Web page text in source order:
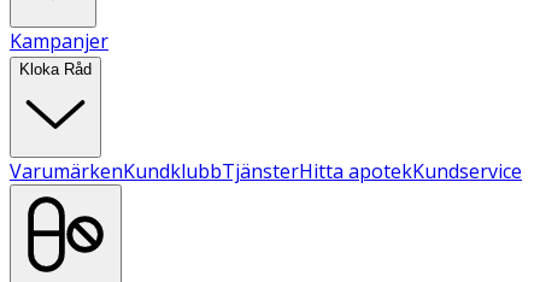
Kampanjer
Kloka Råd
VarumärkenKundklubbTjänsterHitta apotekKundservice